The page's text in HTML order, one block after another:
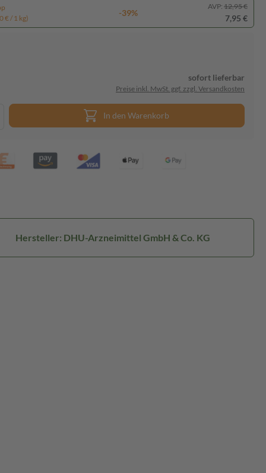
€ / 1 kg)
-39%
AVP: 12,95 €
7,95 €
sofort lieferbar
Preise inkl. MwSt. ggf. zzgl. Versandkosten
In den Warenkorb
Hersteller: DHU-Arzneimittel GmbH & Co. KG